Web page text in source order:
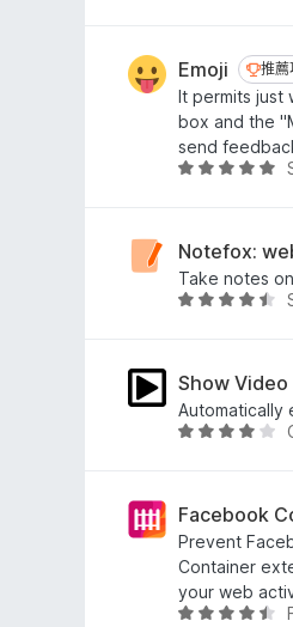
5
分
.
4
分
，
滿
分
Emoji 推薦
推薦
It permits just
box and the
send
評
.
8
分
分
5
分
Notefox:
Take notes
評
.
4
分
分
5
分
Show
Automatically
評
.
1
分
，
滿
Facebook
Prevent
Container
your web
評